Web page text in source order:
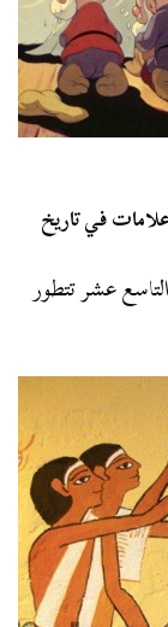
علامات في تاريخ
عشر تتطور